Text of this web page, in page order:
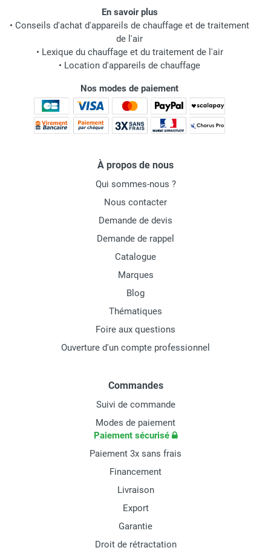
En savoir plus
• Conseils d'achat d'appareils de chauffage et de traitement
de l'air
• Lexique du chauffage et du traitement de l'air
• Location d'appareils de chauffage
Nos modes de paiement
À propos de nous
Qui sommes-nous ?
Nous contacter
Demande de devis
Demande de rappel
Catalogue
Marques
Blog
Thématiques
Foire aux questions
Ouverture d'un compte professionnel
Commandes
Suivi de commande
Modes de paiement
Paiement sécurisé
Paiement 3x sans frais
Financement
Livraison
Export
Garantie
Droit de rétractation